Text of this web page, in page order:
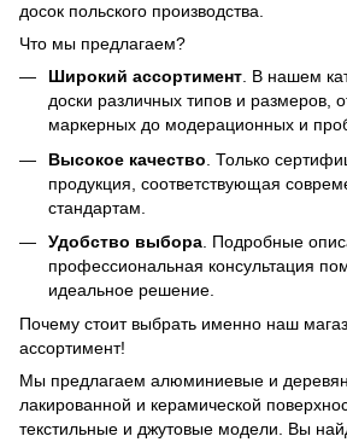
досок польского производства.
Что мы предлагаем?
Широкий ассортимент . В нашем
доски различных типов и размеров,
маркерных до модерационных и
Высокое качество . Только
продукция, соответствующая
стандартам.
Удобство выбора . Подробные
профессиональная консультация
идеальное решение.
Почему стоит выбрать именно наш
ассортимент!
Мы предлагаем алюминиевые и
лакированной и керамической
текстильные и джутовые модели. Вы